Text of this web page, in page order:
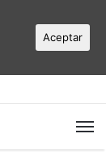
Aceptar